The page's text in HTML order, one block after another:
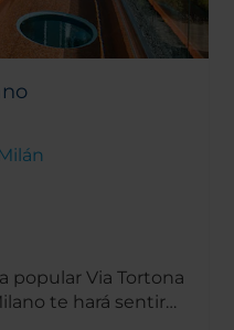
popular Via Tortona
te hará sentir